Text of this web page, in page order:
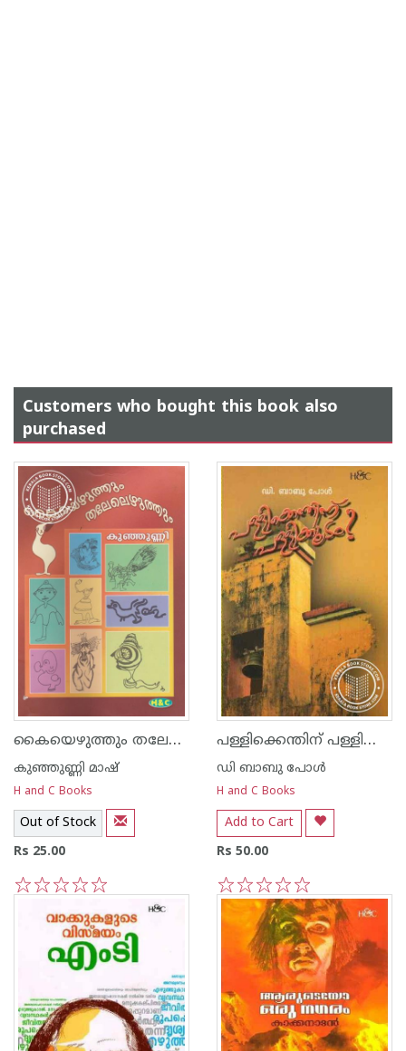
Customers who bought this book also
purchased
കൈയെഴുത്തും തലേലെഴുത്തും
കുഞ്ഞുണ്ണി മാഷ്‌
H and C Books
Out of Stock
Rs 25.00
പള്ളിക്കെന്തിന്‌ പള്ളിക്കൂടം
ഡി ബാബു പോള്‍
H and C Books
Add to Cart
Rs 50.00
5
4
3
2
1